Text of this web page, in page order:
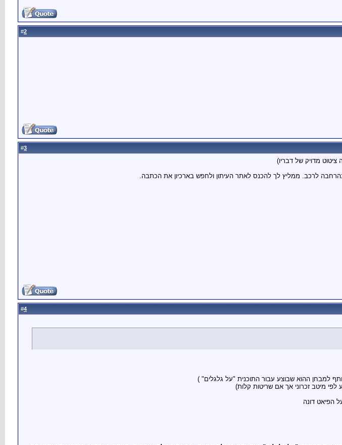
2
3
מדויק של דבריו)
לרכב. ממליץ לך להכנס לאתר העיתון ולחפש בארכיון את הכתבה.
4
למבחן ההוא שבוצע עבור התוכנית "על גלגלים" )
מיטב זכרוני אך אם שריטות קלות)
הפיאט דונה